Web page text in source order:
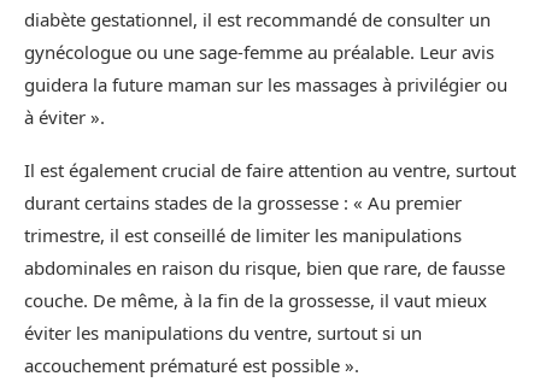
diabète gestationnel, il est recommandé de consulter un
gynécologue ou une sage-femme au préalable. Leur avis
guidera la future maman sur les massages à privilégier ou
à éviter ».
Il est également crucial de faire attention au ventre, surtout
durant certains stades de la grossesse : « Au premier
trimestre, il est conseillé de limiter les manipulations
abdominales en raison du risque, bien que rare, de fausse
couche. De même, à la fin de la grossesse, il vaut mieux
éviter les manipulations du ventre, surtout si un
accouchement prématuré est possible ».